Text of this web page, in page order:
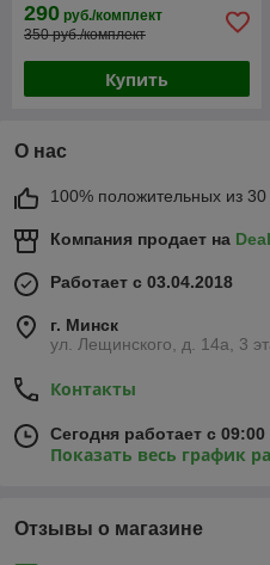
290 руб./комплект
350 руб./комплект
Купить
О нас
100% положительных из 30
Компания продает на
Работает с 03.04.2018
г. Минск
ул. Лещинского, д. 14а, 3
Контакты
Сегодня работает с
Показать весь график
Отзывы о магазине